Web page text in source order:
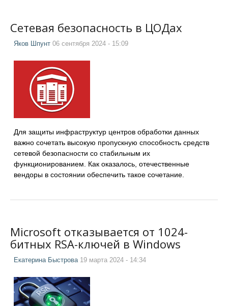
Сетевая безопасность в ЦОДах
Яков Шпунт 06 сентября 2024 - 15:09
Для защиты инфраструктур центров обработки данных
важно сочетать высокую пропускную способность средств
сетевой безопасности со стабильным их
функционированием. Как оказалось, отечественные
вендоры в состоянии обеспечить такое сочетание.
Microsoft отказывается от 1024-
битных RSA-ключей в Windows
Екатерина Быстрова19 марта 2024 - 14:34